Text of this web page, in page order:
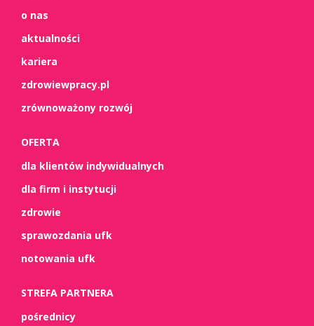
o nas
aktualności
kariera
zdrowiewpracy.pl
zrównoważony rozwój
OFERTA
dla klientów indywidualnych
dla firm i instytucji
zdrowie
sprawozdania ufk
notowania ufk
STREFA PARTNERA
pośrednicy